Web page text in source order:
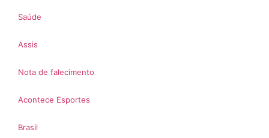
Saúde
Assis
Nota de falecimento
Acontece Esportes
Brasil